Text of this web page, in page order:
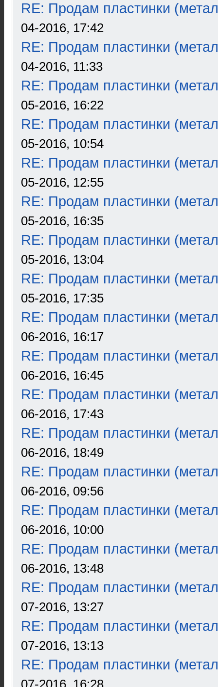
RE: Продам пластинки
04-2016, 17:42
RE: Продам пластинки
04-2016, 11:33
RE: Продам пластинки
05-2016, 16:22
RE: Продам пластинки
05-2016, 10:54
RE: Продам пластинки
05-2016, 12:55
RE: Продам пластинки
05-2016, 16:35
RE: Продам пластинки
05-2016, 13:04
RE: Продам пластинки
05-2016, 17:35
RE: Продам пластинки
06-2016, 16:17
RE: Продам пластинки
06-2016, 16:45
RE: Продам пластинки
06-2016, 17:43
RE: Продам пластинки
06-2016, 18:49
RE: Продам пластинки
06-2016, 09:56
RE: Продам пластинки
06-2016, 10:00
RE: Продам пластинки
06-2016, 13:48
RE: Продам пластинки
07-2016, 13:27
RE: Продам пластинки
07-2016, 13:13
RE: Продам пластинки
07-2016, 16:28